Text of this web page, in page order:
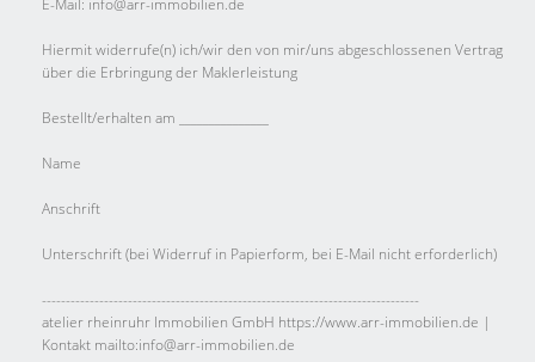
E-Mail: info@arr-immobilien.de
Hiermit widerrufe(n) ich/wir den von mir/uns abgeschlossenen Vertrag
über die Erbringung der Maklerleistung
Bestellt/erhalten am _______________
Name
Anschrift
Unterschrift (bei Widerruf in Papierform, bei E-Mail nicht erforderlich)
-------------------------------------------------------------------------------
atelier rheinruhr Immobilien GmbH https://www.arr-immobilien.de |
Kontakt mailto:info@arr-immobilien.de